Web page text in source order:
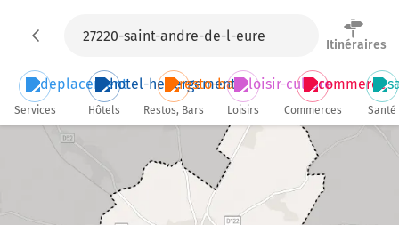
Itinéraires
Services Hôtels Restos, Bars Loisirs Commerces Santé